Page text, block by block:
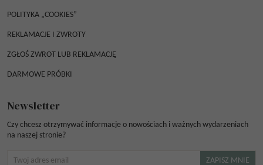
POLITYKA „COOKIES”
REKLAMACJE I ZWROTY
ZGŁOŚ ZWROT LUB REKLAMACJĘ
DARMOWE PRÓBKI
Newsletter
Czy chcesz otrzymywać informacje o nowościach i ważnych wydarzeniach
na naszej stronie?